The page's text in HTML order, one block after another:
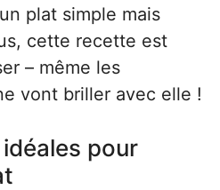
plat simple mais
cette recette est
– même les
vont briller avec elle !
pour